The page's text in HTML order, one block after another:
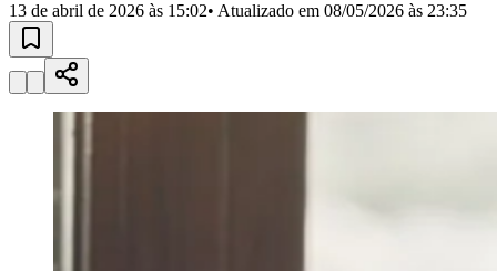
RegiãoCotiaCruz PretaEngenho NovoFazenda
Militar
Califórnia
Esperança
JulioJardim Líbano
MutingaJardim ParaísoJardim PaulistaJardim ReginaliceJardim São
Jardim São Pedro
do Bom Jesus
13 de abril de 2026 às 15:02• Atualizado em 08/05/2026 às 23:35